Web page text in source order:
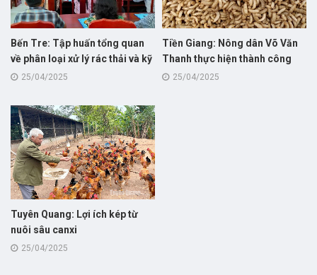
Bến Tre: Tập huấn tổng quan
về phân loại xử lý rác thải và kỹ
thuật nuôi sâu canxi cho hội
25/04/2025
Tiền Giang: Nông dân Võ Văn
Thanh thực hiện thành công
nuôi thử nghiệm mô hình nuôi
25/04/2025
Tuyên Quang: Lợi ích kép từ
nuôi sâu canxi
25/04/2025